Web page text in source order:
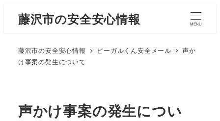
藤沢市の安全安心情報 MENU
藤沢市の安全安心情報 ピーガルくん安全メール
声か
け事案の発生について
声かけ事案の発生につい